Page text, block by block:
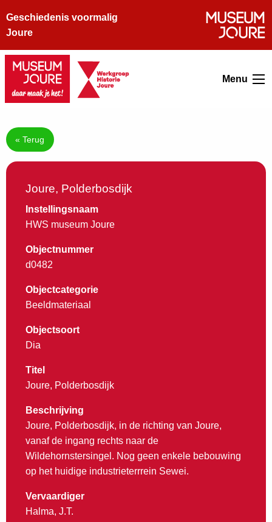
Geschiedenis voormalig
Joure
Menu
« Terug
Joure, Polderbosdijk
Instellingsnaam
HWS museum Joure
Objectnummer
d0482
Objectcategorie
Beeldmateriaal
Objectsoort
Dia
Titel
Joure, Polderbosdijk
Beschrijving
Joure, Polderbosdijk, in de richting van Joure,
vanaf de ingang rechts naar de
Wildehornstersingel. Nog geen enkele bebouwing
op het huidige industrieterrrein Sewei.
Vervaardiger
Halma, J.T.